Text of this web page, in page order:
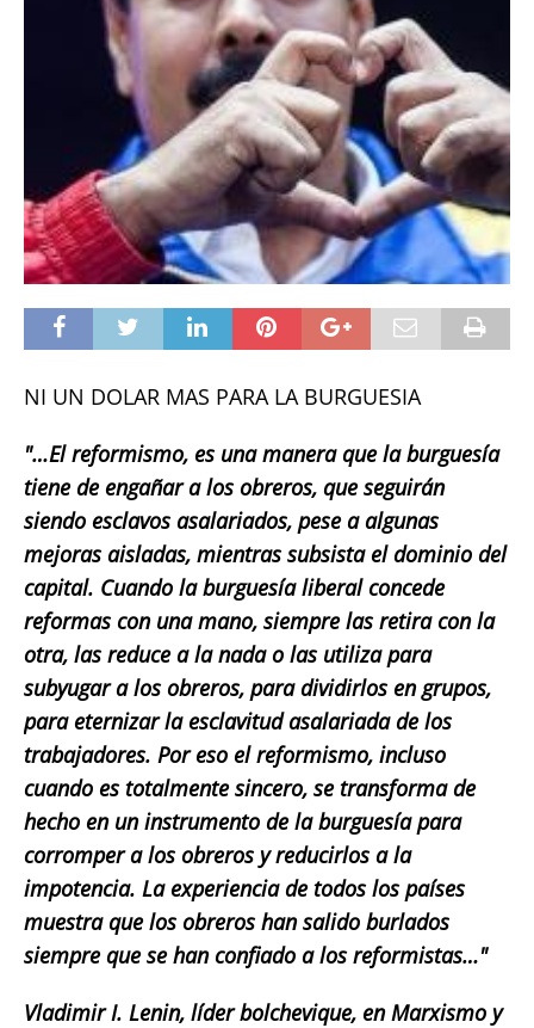
NI UN DOLAR MAS PARA LA BURGUESIA
"…El reformismo, es una manera que la burguesía
tiene de engañar a los obreros, que seguirán
siendo esclavos asalariados, pese a algunas
mejoras aisladas, mientras subsista el dominio del
capital. Cuando la burguesía liberal concede
reformas con una mano, siempre las retira con la
otra, las reduce a la nada o las utiliza para
subyugar a los obreros, para dividirlos en grupos,
para eternizar la esclavitud asalariada de los
trabajadores. Por eso el reformismo, incluso
cuando es totalmente sincero, se transforma de
hecho en un instrumento de la burguesía para
corromper a los obreros y reducirlos a la
impotencia. La experiencia de todos los países
muestra que los obreros han salido burlados
siempre que se han confiado a los reformistas…"
Vladimir I. Lenin, líder bolchevique, en Marxismo y